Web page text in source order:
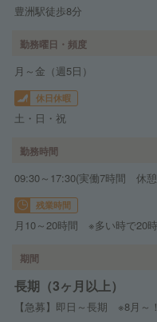
豊洲駅徒歩8分
勤務曜日・頻度
月～金（週5日）
休日休暇
土・日・祝
勤務時間
09:30～17:30(実働7時間 休
残業時間
月10～20時間 ※多い時で20
期間
長期（3ヶ月以上）
【急募】即日～長期 ※8月～！